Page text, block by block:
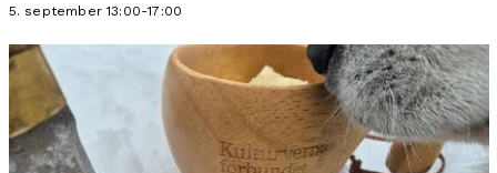
5. september 13:00-17:00